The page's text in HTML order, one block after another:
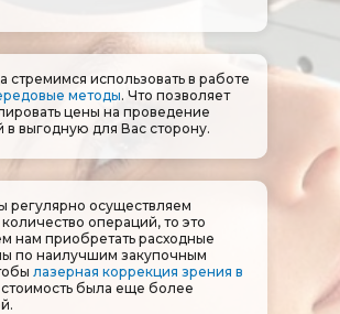
стремимся использовать в работе
методы. Что позволяет
цены на проведение
в выгодную для Вас сторону.
регулярно осуществляем
операций, то это
нам приобретать расходные
по наилучшим закупочным
лазерная коррекция зрения в
стоимость была еще более